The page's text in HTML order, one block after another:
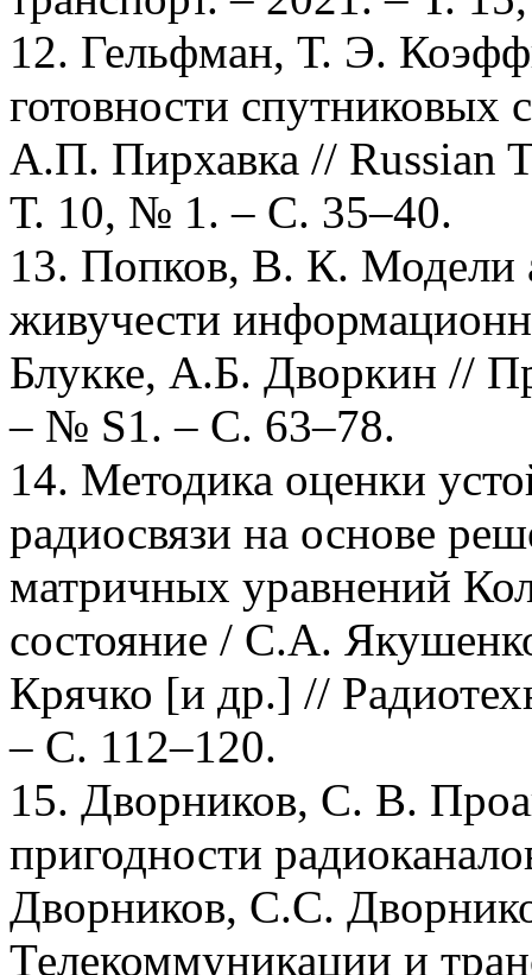
12. Гельфман, Т. Э.
готовности спутниковых
А.П. Пирхавка // Russian
Т. 10, № 1. – С. 35–40.
13. Попков, В. К. Модели
живучести
Блукке, А.Б. Дворкин //
– № S1. – С. 63–78.
14. Методика оценки
радиосвязи на основе
матричных уравнений
состояние / С.А.
Крячко [и др.] //
– С. 112–120.
15. Дворников, С. В.
пригодности
Дворников, С.С.
Телекоммуникации и